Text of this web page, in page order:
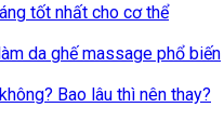
tốt nhất cho cơ thể
da ghế massage phổ biến
Bao lâu thì nên thay?